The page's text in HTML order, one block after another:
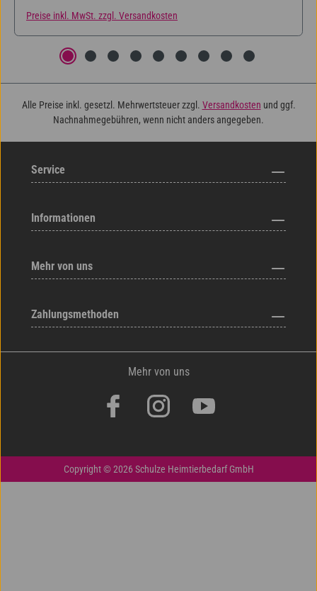
Preise inkl. MwSt. zzgl. Versandkosten
Alle Preise inkl. gesetzl. Mehrwertsteuer zzgl. Versandkosten und ggf.
Nachnahmegebühren, wenn nicht anders angegeben.
Service
Informationen
Mehr von uns
Zahlungsmethoden
Mehr von uns
Copyright © 2026 Schulze Heimtierbedarf GmbH